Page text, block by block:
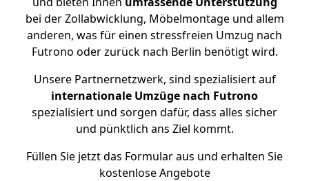
bei der Zollabwicklung, Möbelmontage und allem
anderen, was für einen stressfreien Umzug nach
Futrono oder zurück nach Berlin benötigt wird.
Unsere Partnernetzwerk, sind spezialisiert auf
internationale Umzüge nach Futrono
spezialisiert und sorgen dafür, dass alles sicher
und pünktlich ans Ziel kommt.
Füllen Sie jetzt das Formular aus und erhalten Sie
kostenlose Angebote